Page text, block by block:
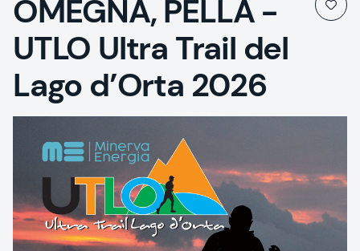
OMEGNA, PELLA -
UTLO Ultra Trail del
Lago d’Orta 2026